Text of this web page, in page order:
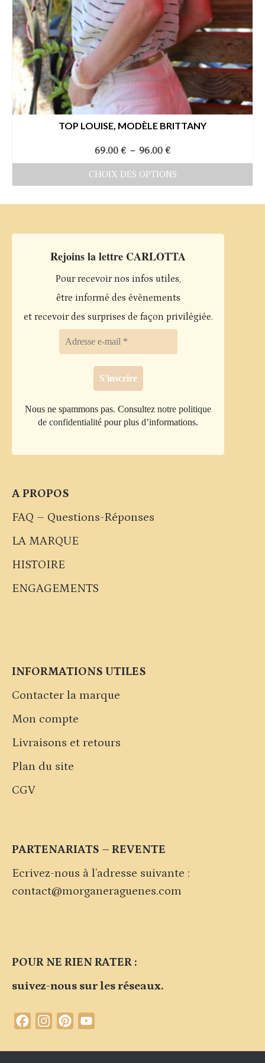
TOP LOUISE, MODÈLE BRITTANY
69.00 € – 96.00 €Plage
prix :
69.00 €
CHOIX DES OPTIONS
variations.
Les
options
peuvent
choisies
sur
la
page
du
Rejoins la lettre CARLOTTA
Pour recevoir nos infos utiles,
être informé des évènements
et recevoir des surprises de façon privilégiée.
Nous ne spammons pas. Consulteznotre politique
de confidentialité pour plus d’informations.
A PROPOS
FAQ – Questions-Réponses
LA MARQUE
HISTOIRE
ENGAGEMENTS
INFORMATIONS UTILES
Contacter la marque
Mon compte
Livraisons et retours
Plan du site
CGV
PARTENARIATS – REVENTE
Ecrivez-nous à l’adresse suivante :
contact@morganeraguenes.com
POUR NE RIEN RATER :
suivez-nous sur les réseaux.
FacebookInstagramPinterest